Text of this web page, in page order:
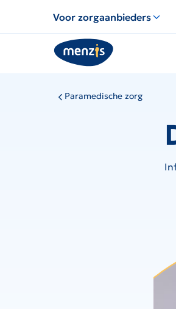
Voor zorgaanbieders
Paramedische zorg